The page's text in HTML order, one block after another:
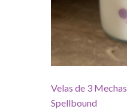
Velas de 3
Spellbound